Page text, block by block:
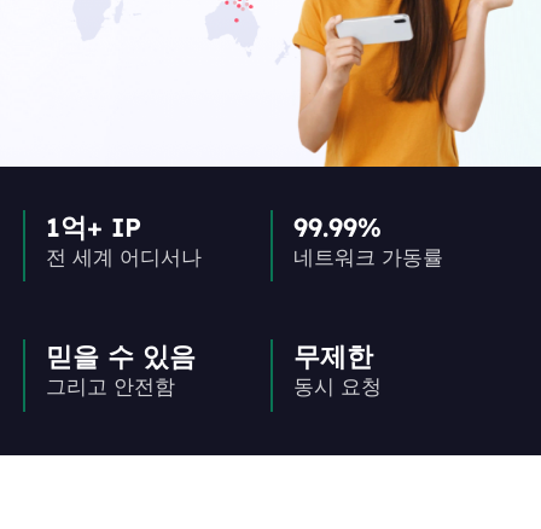
1억+ IP
전 세계 어디서나
99.99%
네트워크 가동률
믿을 수 있음
그리고 안전함
무제한
동시 요청